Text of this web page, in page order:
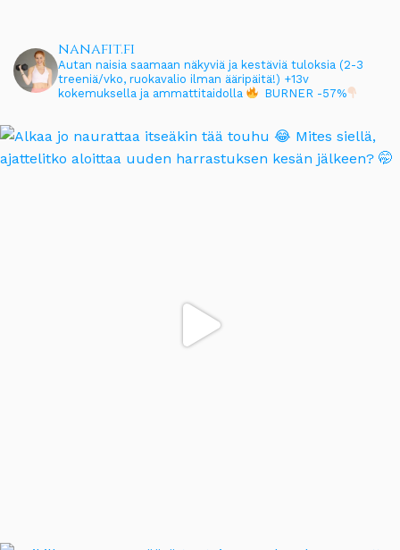
nanafit.fi
Autan naisia saamaan näkyviä ja kestäviä tuloksia (2-3
treeniä/vko, ruokavalio ilman ääripäitä!) +13v
kokemuksella ja ammattitaidolla
BURNER -57%